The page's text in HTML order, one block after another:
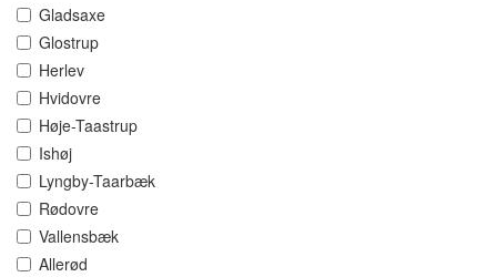
Gladsaxe
Glostrup
Herlev
Hvidovre
Høje-Taastrup
Ishøj
Lyngby-Taarbæk
Rødovre
Vallensbæk
Allerød